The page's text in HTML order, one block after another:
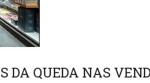
DA QUEDA NAS